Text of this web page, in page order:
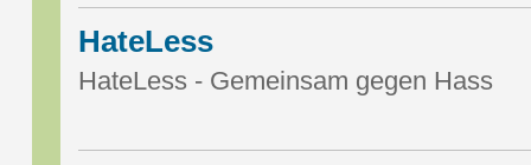
HateLess
HateLess - Gemeinsam gegen Hass